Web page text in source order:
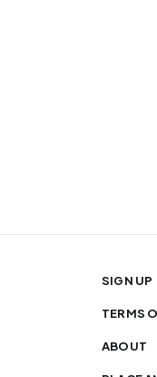
SIGN UP
TERMS
ABOUT